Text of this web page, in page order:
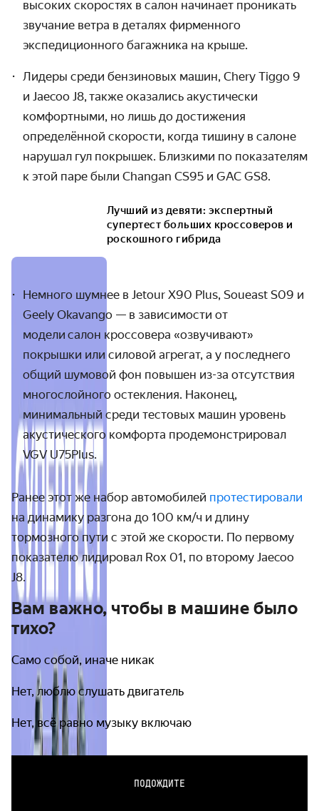
высоких скоростях в салон начинает проникать
звучание ветра в деталях фирменного
экспедиционного багажника на крыше.
Лидеры среди бензиновых машин, Chery Tiggo 9
и Jaecoo J8, также оказались акустически
комфортными, но лишь до достижения
определённой скорости, когда тишину в салоне
нарушал гул покрышек. Близкими по показателям
к этой паре были Changan CS95 и GAC GS8.
Лучший из девяти: экспертный
супертест больших кроссоверов и
роскошного гибрида
Немного шумнее в Jetour X90 Plus, Soueast S09 и
Geely Okavango — в зависимости от
модели салон кроссовера «озвучивают»
покрышки или силовой агрегат, а у последнего
общий шумовой фон повышен из-за отсутствия
многослойного остекления. Наконец,
минимальный среди тестовых машин уровень
акустического комфорта продемонстрировал
VGV U75Plus.
Ранее этот же набор автомобилей протестировали
на динамику разгона до 100 км/ч и длину
тормозного пути с этой же скорости. По первому
показателю лидировал Rox 01, по второму Jaecoo
J8.
Вам важно, чтобы в машине было
тихо?
Само собой, иначе никак
Нет, люблю слушать двигатель
Нет, всё равно музыку включаю
ПОДОЖДИТЕ